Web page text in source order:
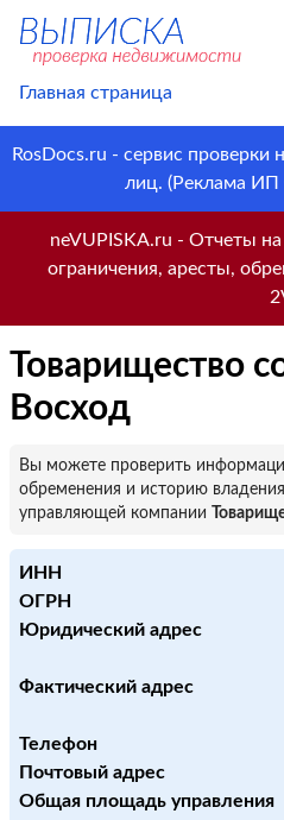
Главная страница
RosDocs.ru - сервис
лиц. (Реклама
neVUPISKA.ru - Отчеты
ограничения, аресты,
Товарищество
Восход
Вы можете проверить
обременения и историю
управляющей компании
ИНН
ОГРН
Юридический адрес
Фактический адрес
Телефон
Почтовый адрес
Общая площадь управления